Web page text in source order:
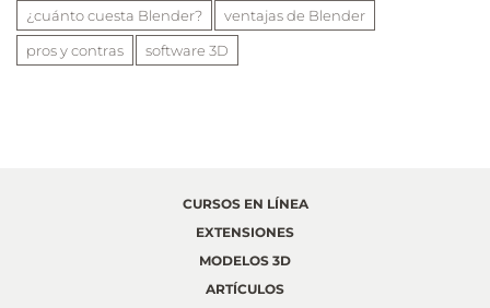
¿cuánto cuesta Blender?
ventajas de Blender
pros y contras
software 3D
CURSOS EN LÍNEA
EXTENSIONES
MODELOS 3D
ARTÍCULOS